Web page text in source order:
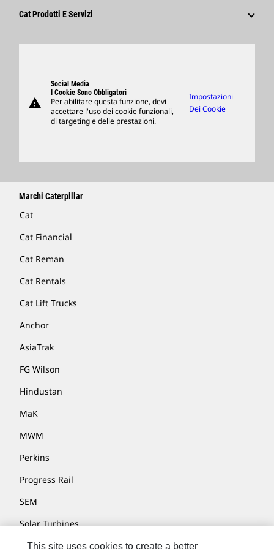
Innovazione
Fornitori
Cat Prodotti E Servizi
Support
Merchandising
Trova Un Dealer
warning
Social Media
I Cookie Sono Obbligatori
Per abilitare questa funzione, devi
accettare l'uso dei cookie funzionali,
di targeting e delle prestazioni.
Impostazioni
Dei Cookie
Marchi Caterpillar
Cat
Cat Financial
Cat Reman
Cat Rentals
Cat Lift Trucks
Anchor
AsiaTrak
FG Wilson
Hindustan
MaK
MWM
Perkins
Progress Rail
SEM
Solar Turbines
SPM Oil & Gas
This site uses cookies to create a better